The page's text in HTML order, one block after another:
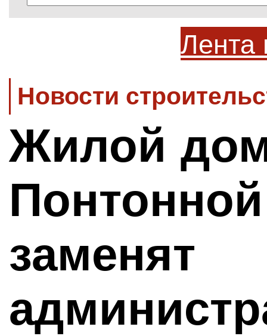
Лента
Новости
Жилой
заменят